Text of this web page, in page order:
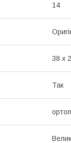
14
38 x
Так